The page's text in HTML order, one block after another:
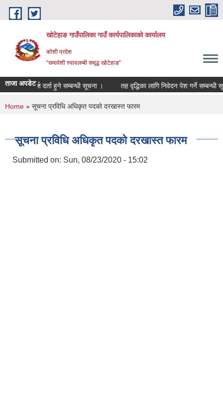
Skip to main content
खोटेहाङ गाउँपालिका गाउँ कार्यपालिकाको कार्यालय
कोशी प्रदेश
“समावेशी स्वावलम्बी समृद्ध खोटेहाङ”
ताजा अपडेट :
मौजुदा सूचीमा दर्ता हुने सम्बन्धी सूचना । तह वृद्धिका लागि निवेदन पेश गर्ने सम्बन्धी
You are here
Home » सूचना प्रविधि अधिकृत पदकाे दरखास्त फारम
सूचना प्रविधि अधिकृत पदकाे दरखास्त फारम
Submitted on: Sun, 08/23/2020 - 15:02